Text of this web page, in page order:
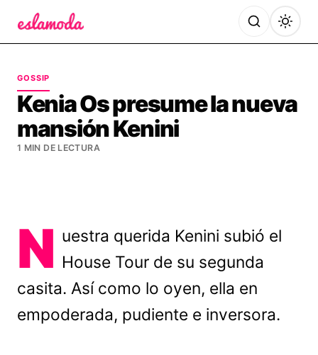
GOSSIP
Kenia Os presume la nueva
mansión Kenini
1 MIN DE LECTURA
N uestra querida Kenini subió el
House Tour de su segunda
casita. Así como lo oyen, ella en
empoderada, pudiente e inversora.